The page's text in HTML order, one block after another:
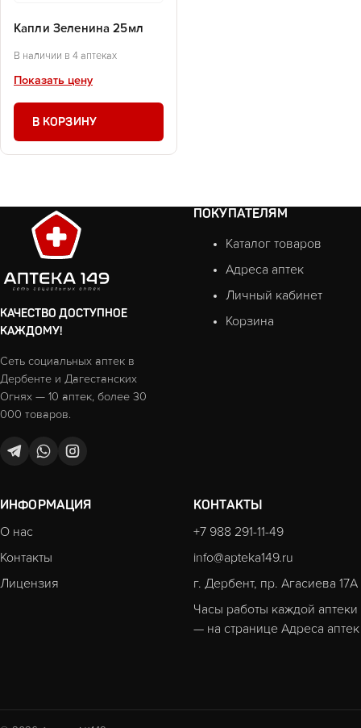
Капли Зеленина 25мл
В наличии в 4 аптеках
Показать цену
В КОРЗИНУ
КАЧЕСТВО ДОСТУПНОЕ
КАЖДОМУ!
Сеть социальных аптек в
Дербенте и Дагестанских
Огнях — 10 аптек, более 30
000 товаров.
ПОКУПАТЕЛЯМ
Каталог товаров
Адреса аптек
Личный кабинет
Корзина
ИНФОРМАЦИЯ
О нас
Контакты
Лицензия
КОНТАКТЫ
+7 988 291-11-49
info@apteka149.ru
г. Дербент, пр. Агасиева 17А
Часы работы каждой аптеки
— на странице Адреса аптек